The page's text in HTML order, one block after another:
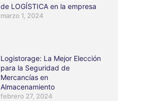
de LOGÍSTICA en la empresa
marzo 1, 2024
Logistorage: La Mejor Elección
para la Seguridad de
Mercancías en
Almacenamiento
febrero 27, 2024